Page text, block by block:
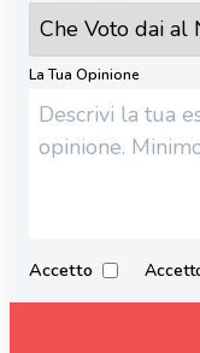
La Tua Opinione
Accetto